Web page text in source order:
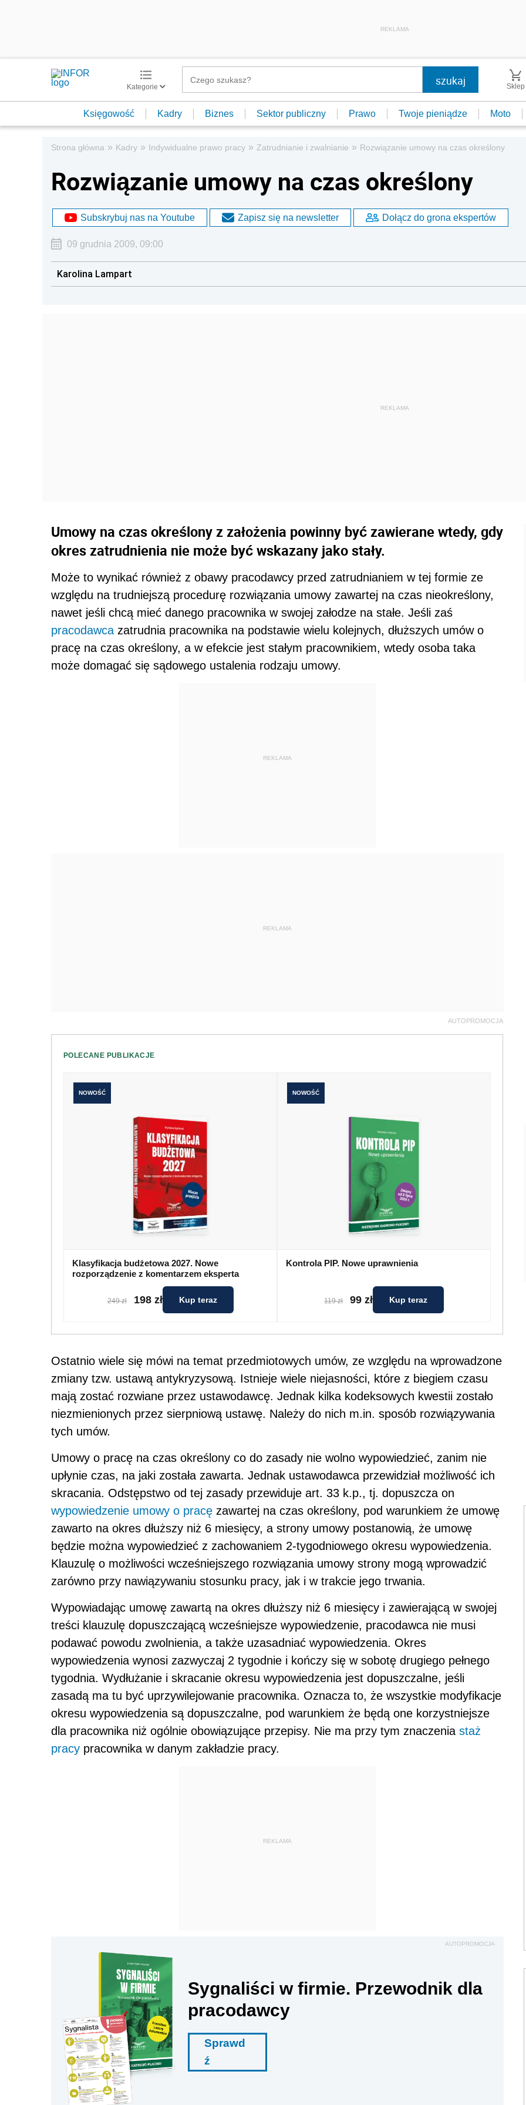
REKLAMA
Kategorie Sklep
Księgowość Kadry Biznes Sektor publiczny Prawo Twoje pieniądze Moto
Strona główna » Kadry » Indywidualne prawo pracy » Zatrudnianie i zwalnianie » Rozwiązanie umowy na czas określony
Rozwiązanie umowy na czas określony
Subskrybuj nas na Youtube Zapisz się na newsletter Dołącz do grona ekspertów
09 grudnia 2009, 09:00
Karolina Lampart
Umowy na czas określony z założenia powinny być zawierane wtedy, gdy
okres zatrudnienia nie może być wskazany jako stały.
Może to wynikać również z obawy pracodawcy przed zatrudnianiem w tej formie ze
względu na trudniejszą procedurę rozwiązania umowy zawartej na czas nieokreślony,
nawet jeśli chcą mieć danego pracownika w swojej załodze na stałe. Jeśli zaś
pracodawca zatrudnia pracownika na podstawie wielu kolejnych, dłuższych umów o
pracę na czas określony, a w efekcie jest stałym pracownikiem, wtedy osoba taka
może domagać się sądowego ustalenia rodzaju umowy.
REKLAMA
REKLAMA
AUTOPROMOCJA
POLECANE PUBLIKACJE
NOWOŚĆ
Klasyfikacja budżetowa 2027. Nowe
rozporządzenie z komentarzem eksperta
249 zł 198 zł Kup teraz
NOWOŚĆ
Kontrola PIP. Nowe uprawnienia
119 zł 99 zł Kup teraz
Ostatnio wiele się mówi na temat przedmiotowych umów, ze względu na wprowadzone
zmiany tzw. ustawą antykryzysową. Istnieje wiele niejasności, które z biegiem czasu
mają zostać rozwiane przez ustawodawcę. Jednak kilka kodeksowych kwestii zostało
niezmienionych przez sierpniową ustawę. Należy do nich m.in. sposób rozwiązywania
tych umów.
Umowy o pracę na czas określony co do zasady nie wolno wypowiedzieć, zanim nie
upłynie czas, na jaki została zawarta. Jednak ustawodawca przewidział możliwość ich
skracania. Odstępstwo od tej zasady przewiduje art. 33 k.p., tj. dopuszcza on
wypowiedzenie umowy o pracę zawartej na czas określony, pod warunkiem że umowę
zawarto na okres dłuższy niż 6 miesięcy, a strony umowy postanowią, że umowę
będzie można wypowiedzieć z zachowaniem 2-tygodniowego okresu wypowiedzenia.
Klauzulę o możliwości wcześniejszego rozwiązania umowy strony mogą wprowadzić
zarówno przy nawiązywaniu stosunku pracy, jak i w trakcie jego trwania.
Wypowiadając umowę zawartą na okres dłuższy niż 6 miesięcy i zawierającą w swojej
treści klauzulę dopuszczającą wcześniejsze wypowiedzenie, pracodawca nie musi
podawać powodu zwolnienia, a także uzasadniać wypowiedzenia. Okres
wypowiedzenia wynosi zazwyczaj 2 tygodnie i kończy się w sobotę drugiego pełnego
tygodnia. Wydłużanie i skracanie okresu wypowiedzenia jest dopuszczalne, jeśli
zasadą ma tu być uprzywilejowanie pracownika. Oznacza to, że wszystkie modyfikacje
okresu wypowiedzenia są dopuszczalne, pod warunkiem że będą one korzystniejsze
dla pracownika niż ogólnie obowiązujące przepisy. Nie ma przy tym znaczenia staż
pracy pracownika w danym zakładzie pracy.
REKLAMA
AUTOPROMOCJA
Sygnaliści w firmie. Przewodnik dla
pracodawcy
Sprawd
ź